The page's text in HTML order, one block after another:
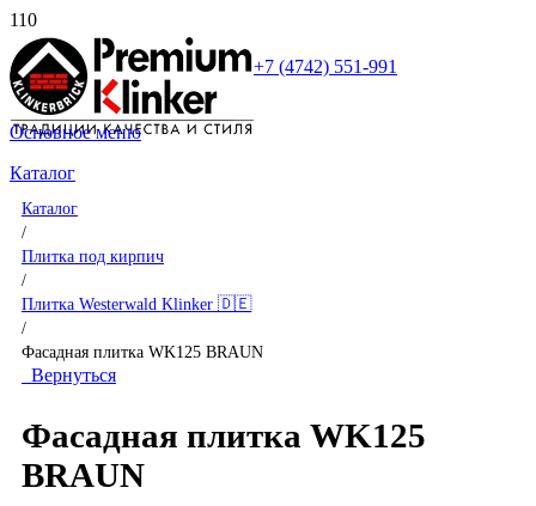
+7 (4742) 551-991
Основное меню
Каталог
Каталог
/
Плитка под кирпич
/
Плитка Westerwald Klinker 🇩🇪
/
Фасадная плитка WK125 BRAUN
Вернуться
Фасадная плитка WK125
BRAUN